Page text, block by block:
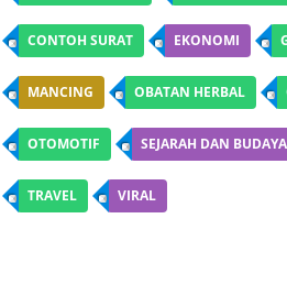
CONTOH SURAT EKONOMI
MANCING OBATAN HERBAL
OTOMOTIF SEJARAH DAN BUDAYA
TRAVEL VIRAL